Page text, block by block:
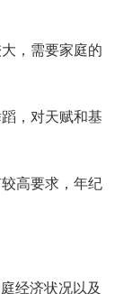
，需要家庭的
，对天赋和基
高要求，年纪
经济状况以及